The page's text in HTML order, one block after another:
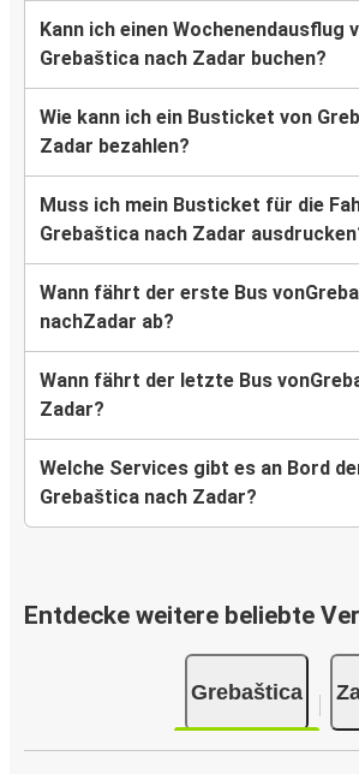
Kann ich einen Wochenendausflug
Grebaštica nach Zadar buchen?
Wie kann ich ein Busticket von
Zadar bezahlen?
Muss ich mein Busticket für die
Grebaštica nach Zadar
Wann fährt der erste Bus
nachZadar ab?
Wann fährt der letzte Bus
Zadar?
Welche Services gibt es an Bord
Grebaštica nach Zadar?
Entdecke weitere beliebte
Grebaštica